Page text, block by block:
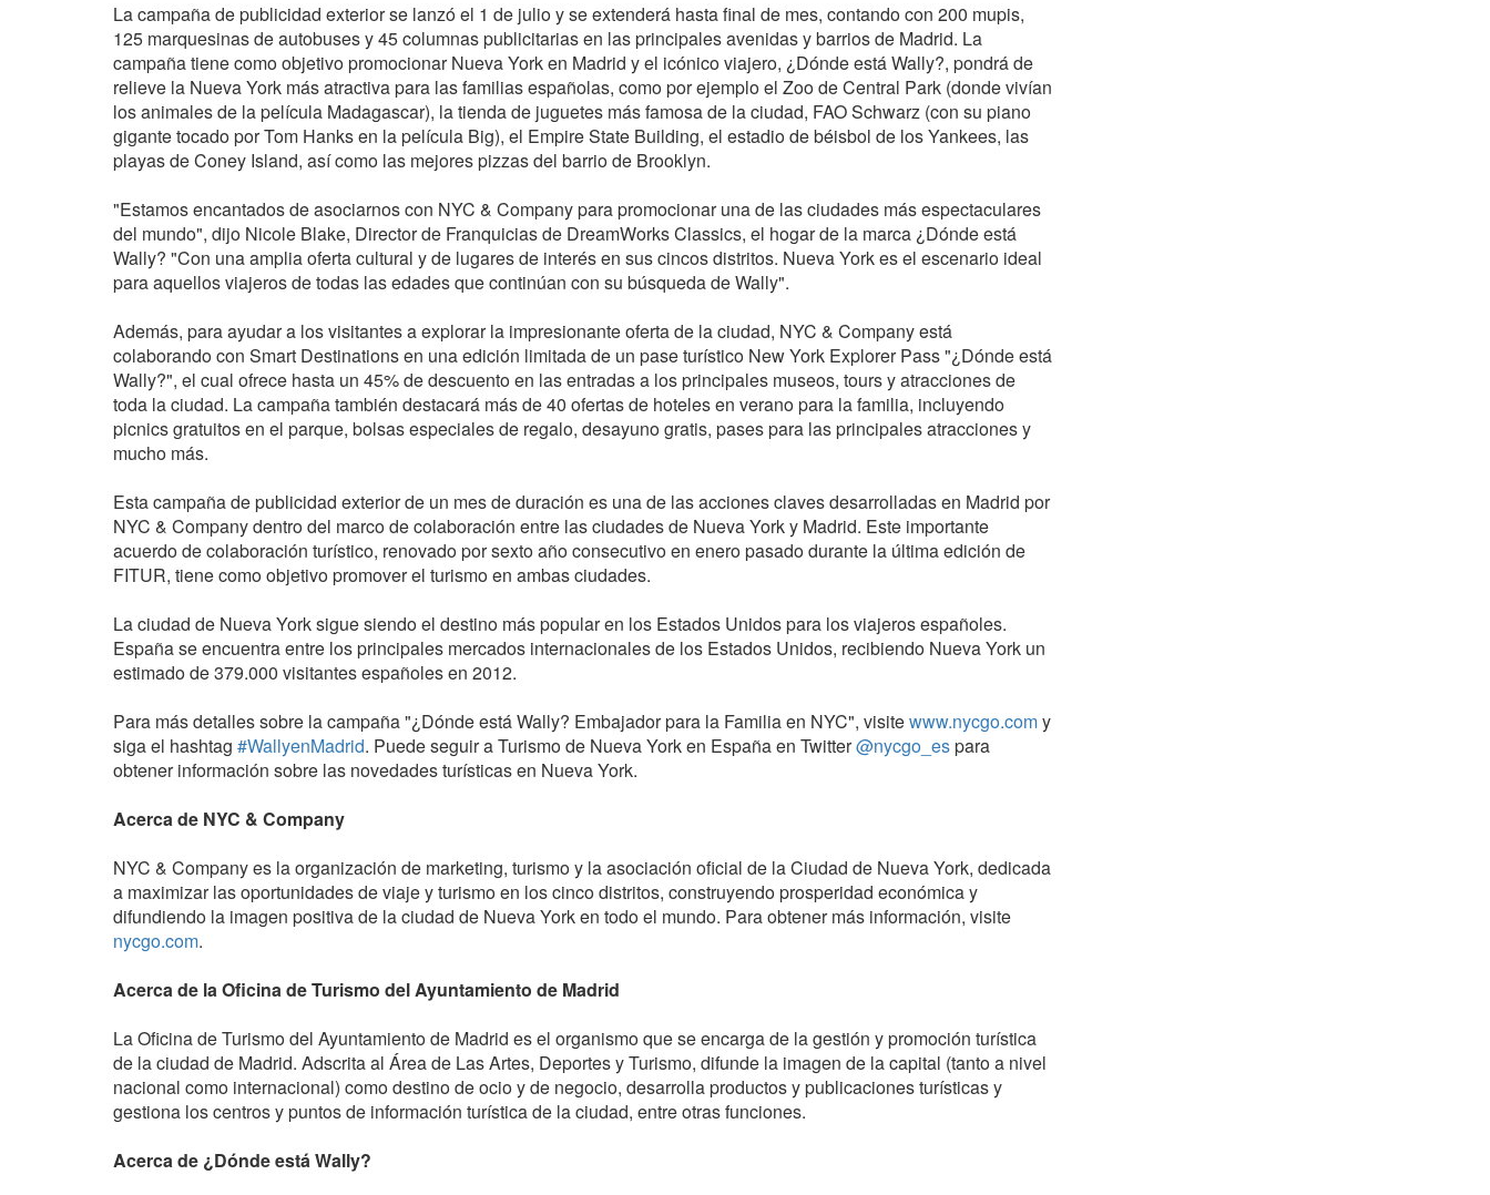
La campaña de publicidad exterior se lanzó el 1 de julio y se extenderá hasta final de mes, contando con 200 mupis,
125 marquesinas de autobuses y 45 columnas publicitarias en las principales avenidas y barrios de Madrid. La
campaña tiene como objetivo promocionar Nueva York en Madrid y el icónico viajero, ¿Dónde está Wally?, pondrá de
relieve la Nueva York más atractiva para las familias españolas, como por ejemplo el Zoo de Central Park (donde vivían
los animales de la película Madagascar), la tienda de juguetes más famosa de la ciudad, FAO Schwarz (con su piano
gigante tocado por Tom Hanks en la película Big), el Empire State Building, el estadio de béisbol de los Yankees, las
playas de Coney Island, así como las mejores pizzas del barrio de Brooklyn.
"Estamos encantados de asociarnos con NYC & Company para promocionar una de las ciudades más espectaculares
del mundo", dijo Nicole Blake, Director de Franquicias de DreamWorks Classics, el hogar de la marca ¿Dónde está
Wally? "Con una amplia oferta cultural y de lugares de interés en sus cincos distritos. Nueva York es el escenario ideal
para aquellos viajeros de todas las edades que continúan con su búsqueda de Wally".
Además, para ayudar a los visitantes a explorar la impresionante oferta de la ciudad, NYC & Company está
colaborando con Smart Destinations en una edición limitada de un pase turístico New York Explorer Pass "¿Dónde está
Wally?", el cual ofrece hasta un 45% de descuento en las entradas a los principales museos, tours y atracciones de
toda la ciudad. La campaña también destacará más de 40 ofertas de hoteles en verano para la familia, incluyendo
picnics gratuitos en el parque, bolsas especiales de regalo, desayuno gratis, pases para las principales atracciones y
mucho más.
Esta campaña de publicidad exterior de un mes de duración es una de las acciones claves desarrolladas en Madrid por
NYC & Company dentro del marco de colaboración entre las ciudades de Nueva York y Madrid. Este importante
acuerdo de colaboración turístico, renovado por sexto año consecutivo en enero pasado durante la última edición de
FITUR, tiene como objetivo promover el turismo en ambas ciudades.
La ciudad de Nueva York sigue siendo el destino más popular en los Estados Unidos para los viajeros españoles.
España se encuentra entre los principales mercados internacionales de los Estados Unidos, recibiendo Nueva York un
estimado de 379.000 visitantes españoles en 2012.
Para más detalles sobre la campaña "¿Dónde está Wally? Embajador para la Familia en NYC", visitewww.nycgo.comy
siga el hashtag #WallyenMadrid. Puede seguir a Turismo de Nueva York en España en Twitter@nycgo_espara
obtener información sobre las novedades turísticas en Nueva York.
Acerca de NYC & Company
NYC & Company es la organización de marketing, turismo y la asociación oficial de la Ciudad de Nueva York, dedicada
a maximizar las oportunidades de viaje y turismo en los cinco distritos, construyendo prosperidad económica y
difundiendo la imagen positiva de la ciudad de Nueva York en todo el mundo. Para obtener más información, visite
nycgo.com.
Acerca de la Oficina de Turismo del Ayuntamiento de Madrid
La Oficina de Turismo del Ayuntamiento de Madrid es el organismo que se encarga de la gestión y promoción turística
de la ciudad de Madrid. Adscrita al Área de Las Artes, Deportes y Turismo, difunde la imagen de la capital (tanto a nivel
nacional como internacional) como destino de ocio y de negocio, desarrolla productos y publicaciones turísticas y
gestiona los centros y puntos de información turística de la ciudad, entre otras funciones.
Acerca de ¿Dónde está Wally?